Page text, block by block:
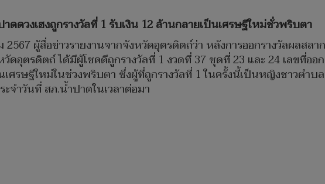
าดดวงเฮงถูกรางวัลที่ 1 รับเงิน 12 ล้านกลายเป็นเศรษฐีใหม่ชั่วพริบตา
2567 ผู้สื่อข่าวรายงานจากจังหวัดอุตรดิตถ์ว่า หลังการออกรางวัลผลส
ดอุตรดิตถ์ ได้มีผู้โชคดีถูกรางวัลที่ 1 งวดที่ 37 ชุดที่ 23 และ 24 เลขที่ออ
ศรษฐีใหม่ในช่วงพริบตา ซึ่งผู้ที่ถูกรางวัลที่ 1 ในครั้งนี้เป็นหญิงชาวตำบ
จำวันที่ สภ.น้ำปาดในเวลาต่อมา